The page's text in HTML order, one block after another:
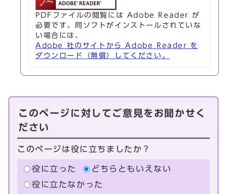
PDFファイルの閲覧には Adobe Reader が
必要です。同ソフトがインストールされていな
い場合には、
Adobe 社のサイトから Adobe Reader を
ダウンロード（無償）してください。
このページに対してご意見をお聞かせく
ださい
このページは役に立ちましたか？
役に立った
どちらともいえない
役に立たなかった